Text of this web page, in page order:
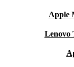
Apple
Lenovo